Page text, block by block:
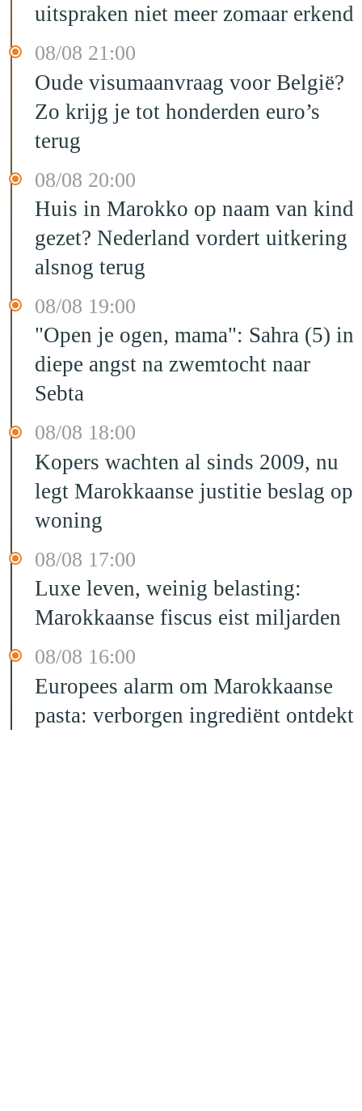
uitspraken niet meer zomaar erkend
08/08 21:00
Oude visumaanvraag voor België?
Zo krijg je tot honderden euro’s
terug
08/08 20:00
Huis in Marokko op naam van kind
gezet? Nederland vordert uitkering
alsnog terug
08/08 19:00
"Open je ogen, mama": Sahra (5) in
diepe angst na zwemtocht naar
Sebta
08/08 18:00
Kopers wachten al sinds 2009, nu
legt Marokkaanse justitie beslag op
woning
08/08 17:00
Luxe leven, weinig belasting:
Marokkaanse fiscus eist miljarden
08/08 16:00
Europees alarm om Marokkaanse
pasta: verborgen ingrediënt ontdekt